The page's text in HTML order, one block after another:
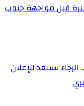
قبل مواجهة جنوب
يستعد للإعلان